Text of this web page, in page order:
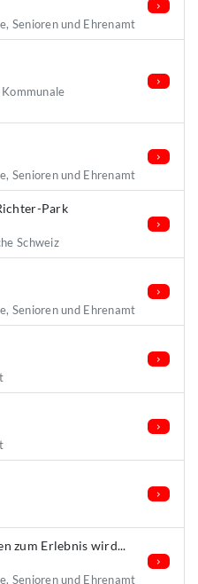
Senioren und Ehrenamt
Senioren und Ehrenamt
Park
Schweiz
Senioren und Ehrenamt
zum Erlebnis wird...
Senioren und Ehrenamt